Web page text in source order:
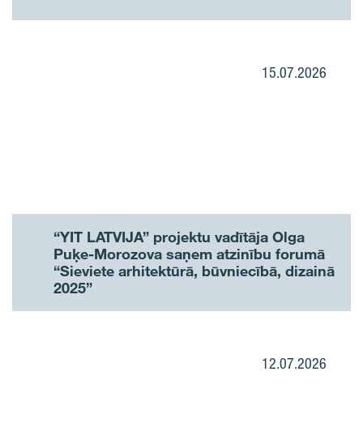
15.07.2026
“YIT LATVIJA” projektu vadītāja Olga
Puķe-Morozova saņem atzinību forumā
“Sieviete arhitektūrā, būvniecībā, dizainā
2025”
12.07.2026